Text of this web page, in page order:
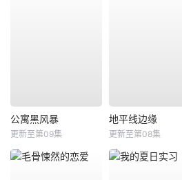
公寓黑风暴
更新至第09集
地平线边缘
更新至第08集